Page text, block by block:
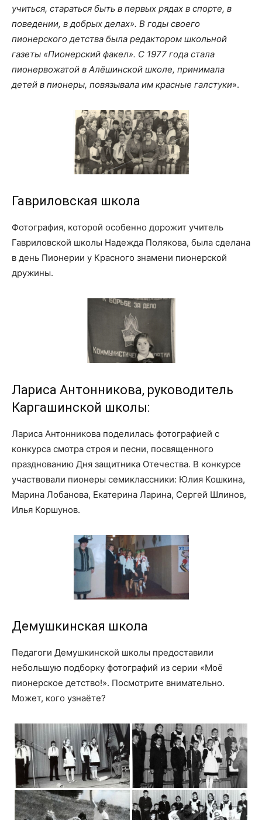
учиться, стараться быть в первых рядах в спорте, в
поведении, в добрых делах». В годы своего
пионерского детства была редактором школьной
газеты «Пионерский факел». С 1977 года стала
пионервожатой в Алёшинской школе, принимала
детей в пионеры, повязывала им красные галстуки».
Гавриловская школа
Фотография, которой особенно дорожит учитель
Гавриловской школы Надежда Полякова, была сделана
в день Пионерии у Красного знамени пионерской
дружины.
Лариса Антонникова, руководитель
Каргашинской школы:
Лариса Антонникова поделилась фотографией с
конкурса смотра строя и песни, посвященного
празднованию Дня защитника Отечества. В конкурсе
участвовали пионеры семиклассники: Юлия Кошкина,
Марина Лобанова, Екатерина Ларина, Сергей Шлинов,
Илья Коршунов.
Демушкинская школа
Педагоги Демушкинской школы предоставили
небольшую подборку фотографий из серии «Моё
пионерское детство!». Посмотрите внимательно.
Может, кого узнаёте?